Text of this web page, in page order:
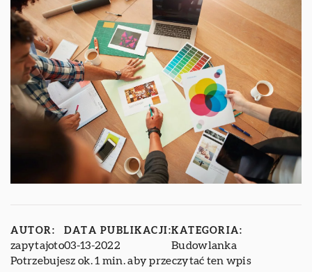
AUTOR:
zapytajoto
DATA PUBLIKACJI:
03-13-2022
KATEGORIA:
Budowlanka
Potrzebujesz ok. 1 min. aby przeczytać ten wpis